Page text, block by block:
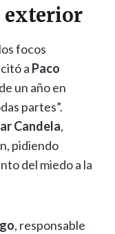
exterior
focos
a Paco
un año en
partes”.
Candela,
pidiendo
del miedo a la
, responsable